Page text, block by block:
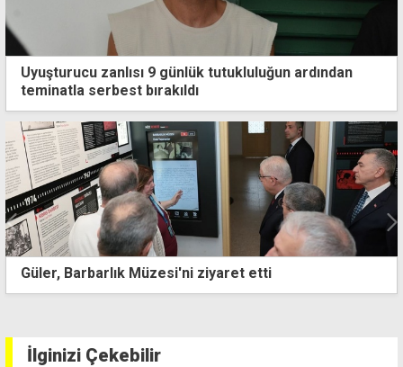
Uyuşturucu zanlısı 9 günlük tutukluluğun ardından
teminatla serbest bırakıldı
Yalın ayak kaçmış... Ölümlü kazaya sebep olan araç
sürücüsü drone desteğiyle aranıyor
İlginizi Çekebilir